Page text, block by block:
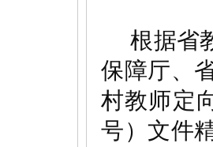
根据省
保障厅、
村教师定
号）文件